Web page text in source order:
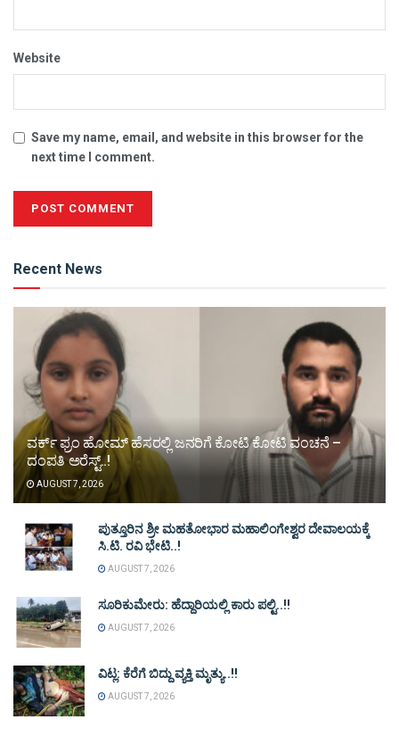
Website
Save my name, email, and website in this browser for the
next time I comment.
Recent News
ವರ್ಕ್ ಫ್ರಂ ಹೋಮ್ ಹೆಸರಲ್ಲಿ ಜನರಿಗೆ ಕೋಟಿ ಕೋಟಿ ವಂಚನೆ –
ದಂಪತಿ ಅರೆಸ್ಟ್..!
AUGUST 7, 2026
ಪುತ್ತೂರಿನ ಶ್ರೀ ಮಹತೋಭಾರ ಮಹಾಲಿಂಗೇಶ್ವರ ದೇವಾಲಯಕ್ಕೆ
ಸಿ.ಟಿ. ರವಿ ಭೇಟಿ..!
AUGUST 7, 2026
ಸೂರಿಕುಮೇರು: ಹೆದ್ದಾರಿಯಲ್ಲಿ ಕಾರು ಪಲ್ಟಿ..!!
AUGUST 7, 2026
ವಿಟ್ಲ: ಕೆರೆಗೆ ಬಿದ್ದು ವ್ಯಕ್ತಿ ಮೃತ್ಯು..!!
AUGUST 7, 2026